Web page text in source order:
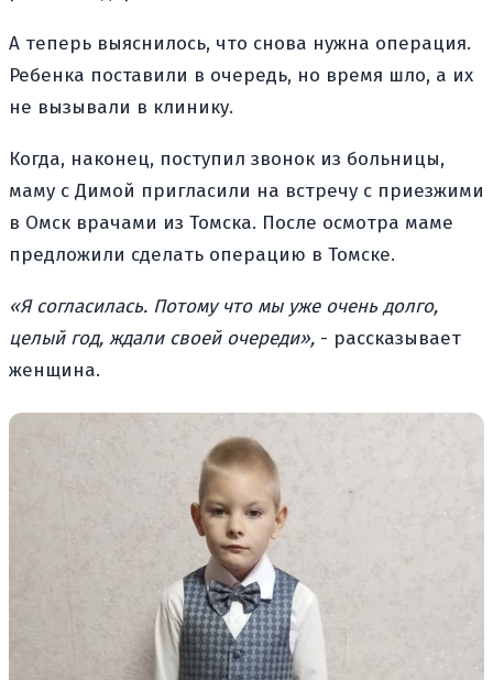
А теперь выяснилось, что снова нужна операция.
Ребенка поставили в очередь, но время шло, а их
не вызывали в клинику.
Когда, наконец, поступил звонок из больницы,
маму с Димой пригласили на встречу с приезжими
в Омск врачами из Томска. После осмотра маме
предложили сделать операцию в Томске.
«Я согласилась. Потому что мы уже очень долго,
целый год, ждали своей очереди», - рассказывает
женщина.